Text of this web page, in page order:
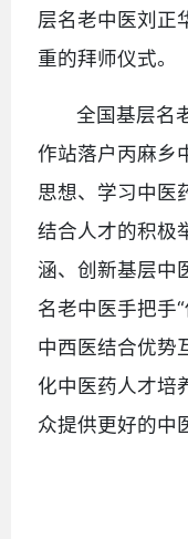
层名老中医刘正
重的拜师仪式。
全国基层名
作站落户丙麻乡
思想、学习中医
结合人才的积极
涵、创新基层中
名老中医手把手
中西医结合优势
化中医药人才培
众提供更好的中